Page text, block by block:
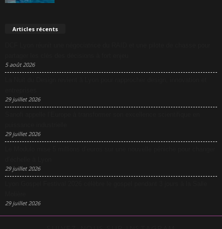
Articles récents
5 août 2026
29 juillet 2026
29 juillet 2026
29 juillet 2026
29 juillet 2026